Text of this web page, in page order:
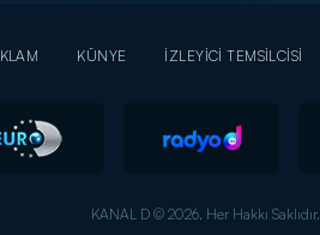
KÜNYE İZLEYİCİ TEMSİLCİSİ
KANAL D © 2026. Her Hakkı Saklıdır.